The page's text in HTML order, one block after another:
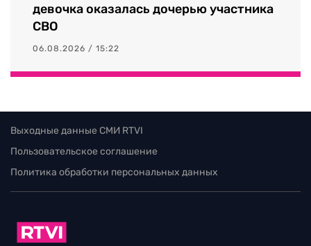
девочка оказалась дочерью участника
СВО
06.08.2026 / 15:22
Выходные данные СМИ RTVI
Пользовательское соглашение
Политика обработки персональных данных